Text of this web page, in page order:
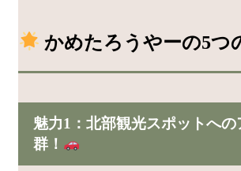
かめたろうやーの5つ
魅力1：北部観光スポットへの
群！